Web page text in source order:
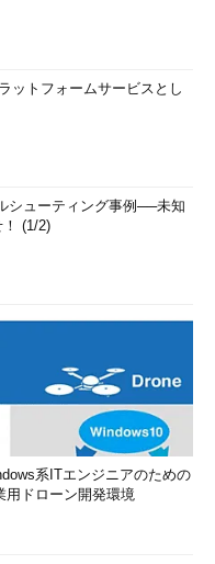
ットフォームサービスとし
シューティング事例──未知
(1/2)
系ITエンジニアのための
用ドローン開発環境